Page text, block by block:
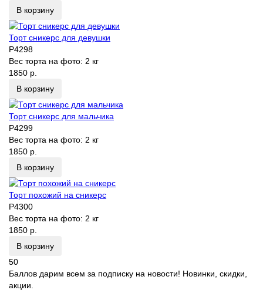
В корзину
Торт сникерс для девушки
P4298
Вес торта на фото: 2 кг
1850 р.
В корзину
Торт сникерс для мальчика
P4299
Вес торта на фото: 2 кг
1850 р.
В корзину
Торт похожий на сникерс
P4300
Вес торта на фото: 2 кг
1850 р.
В корзину
50
Баллов дарим всем за подписку на новости! Новинки, скидки,
акции.